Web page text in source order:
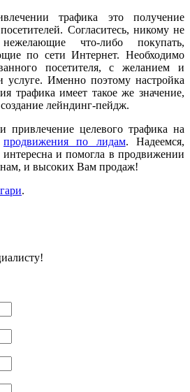
трафика это получение
Согласитесь, никому не
что-либо покупать,
по сети Интернет. Необходимо
посетителя, с желанием и
услуге. Именно поэтому настройка
трафика имеет такое же значение,
лейндинг-пейдж.
и привлечение целевого трафика на
продвижения по лидам. Надеемся,
и помогла в продвижении
и высоких Вам продаж!
.